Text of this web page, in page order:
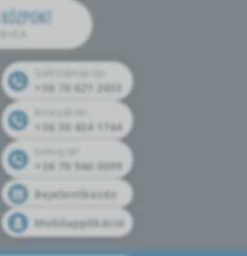
+36 70 621 2433
+36 30 434 1744
+36 70 940 0099
Bejelentkezés
Mobilapplikáció